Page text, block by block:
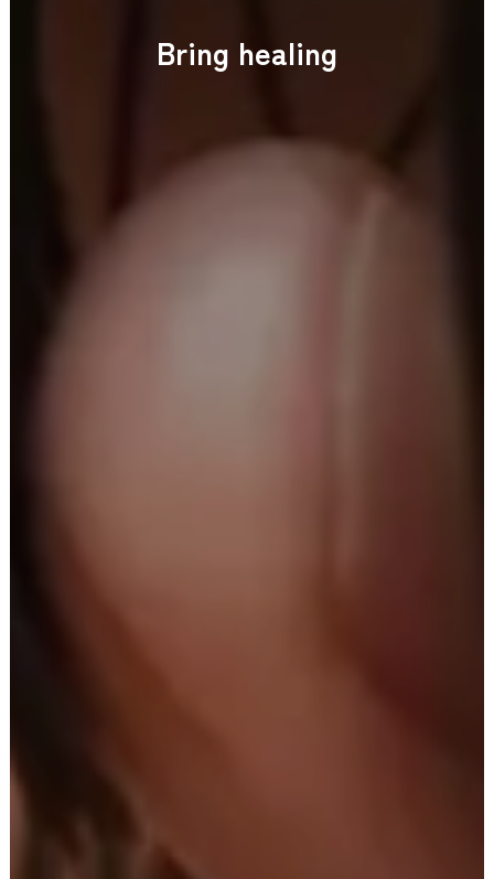
Bring healing